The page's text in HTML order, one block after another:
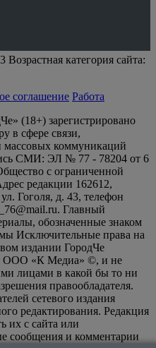
категория сайта:
соглашение Работа
(18+) зарегистрировано
в сфере связи,
коммуникаций
СМИ: ЭЛ № 77 - 78204 от 6
с ограниченной
редакции 162612,
Гоголя, д. 43, телефон
Главный
обозначенные знаком
Исключительные права на
издании ГородЧе
ООО «К Медиа» ©, и не
лицами в какой бы то ни
правообладателя.
сетевого издания
редактирования. Редакция
их с сайта или
сообщения и комментарии